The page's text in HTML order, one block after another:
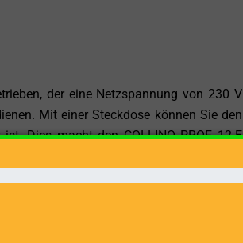
der eine Netzspannung von 230 V
Mit einer Steckdose können Sie den
Dies macht den COLLINO PROF 12-E